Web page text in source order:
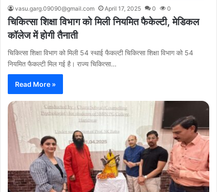
vasu.garg.09090@gmail.com April 17, 2025 0 0
चिकित्सा शिक्षा विभाग को मिली नियमित फैकेल्टी, मेडिकल
कॉलेज में होगी तैनाती
चिकित्सा शिक्षा विभाग को मिली 54 स्थाई फैकल्टी चिकित्सा शिक्षा विभाग को 54
नियमित फैकल्टी मिल गई है। राज्य चिकित्सा…
Read More »